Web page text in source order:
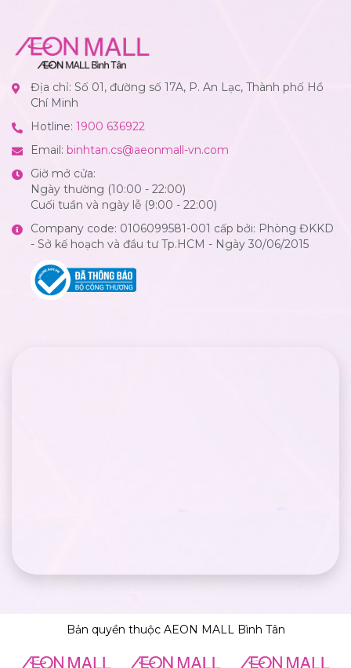
Địa chỉ: Số 01, đường số 17A, P. An Lạc, Thành phố Hồ
Chí Minh
Hotline: 1900 636922
Email: binhtan.cs@aeonmall-vn.com
Giờ mở cửa:
Ngày thường (10:00 - 22:00)
Cuối tuần và ngày lễ (9:00 - 22:00)
Company code: 0106099581-001 cấp bởi: Phòng ĐKKD
- Sở kế hoạch và đầu tư Tp.HCM - Ngày 30/06/2015
Bản quyền thuộc AEON MALL Bình Tân